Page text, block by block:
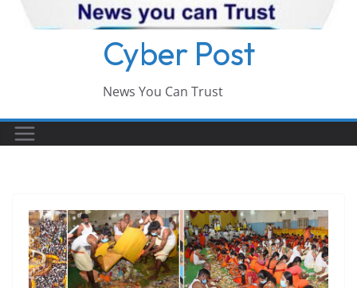
Cyber Post
News You Can Trust